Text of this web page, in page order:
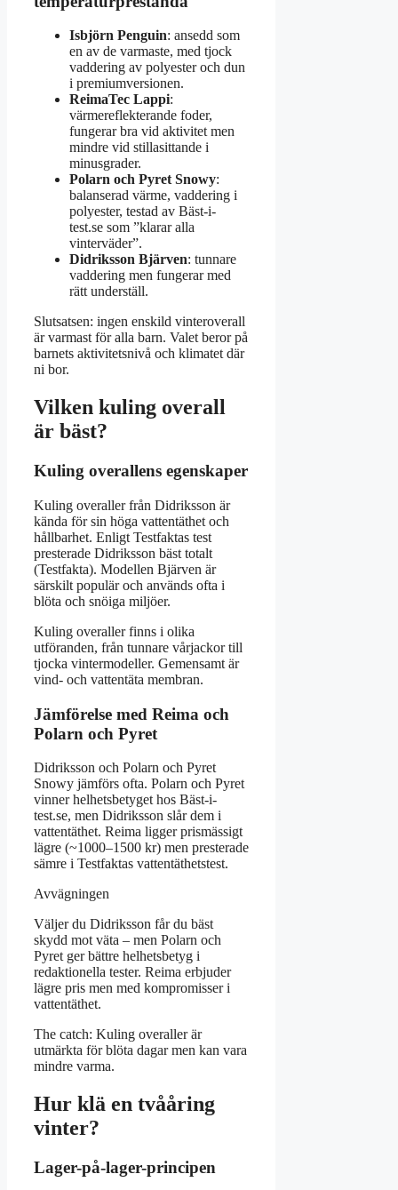
Isbjörn Penguin: ansedd som
en av de varmaste, med tjock
vaddering av polyester och dun
i premiumversionen.
ReimaTec Lappi:
värmereflekterande foder,
fungerar bra vid aktivitet men
mindre vid stillasittande i
minusgrader.
Polarn och Pyret Snowy:
balanserad värme, vaddering i
polyester, testad av Bäst-i-
test.se som ”klarar alla
vinterväder”.
Didriksson Bjärven: tunnare
vaddering men fungerar med
rätt underställ.
Slutsatsen: ingen enskild vinteroverall
är varmast för alla barn. Valet beror på
barnets aktivitetsnivå och klimatet där
ni bor.
Vilken kuling overall
är bäst?
Kuling overallens egenskaper
Kuling overaller från Didriksson är
kända för sin höga vattentäthet och
hållbarhet. Enligt Testfaktas test
presterade Didriksson bäst totalt
(Testfakta). Modellen Bjärven är
särskilt populär och används ofta i
blöta och snöiga miljöer.
Kuling overaller finns i olika
utföranden, från tunnare vårjackor till
tjocka vintermodeller. Gemensamt är
vind- och vattentäta membran.
Jämförelse med Reima och
Polarn och Pyret
Didriksson och Polarn och Pyret
Snowy jämförs ofta. Polarn och Pyret
vinner helhetsbetyget hos Bäst-i-
test.se, men Didriksson slår dem i
vattentäthet. Reima ligger prismässigt
lägre (~1000–1500 kr) men presterade
sämre i Testfaktas vattentäthetstest.
Avvägningen
Väljer du Didriksson får du bäst
skydd mot väta – men Polarn och
Pyret ger bättre helhetsbetyg i
redaktionella tester. Reima erbjuder
lägre pris men med kompromisser i
vattentäthet.
The catch: Kuling overaller är
utmärkta för blöta dagar men kan vara
mindre varma.
Hur klä en tvååring
vinter?
Lager-på-lager-principen